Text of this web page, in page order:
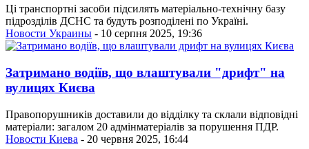
Ці транспортні засоби підсилять матеріально-технічну базу
підрозділів ДСНС та будуть розподілені по Україні.
Новости Украины - 10 серпня 2025, 19:36
Затримано водіїв, що влаштували "дрифт" на
вулицях Києва
Правопорушників доставили до відділку та склали відповідні
матеріали: загалом 20 адмінматеріалів за порушення ПДР.
Новости Киева - 20 червня 2025, 16:44